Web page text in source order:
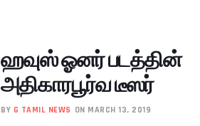
ஹவுஸ் ஓனர் படத்தின்
அதிகாரபூர்வ டீஸர்
BY G TAMIL NEWS ON MARCH 13, 2019